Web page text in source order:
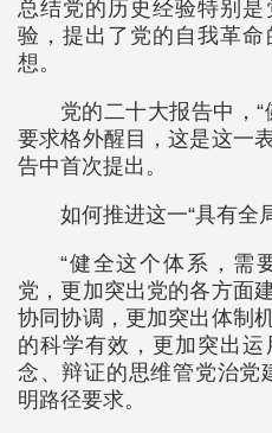
总结党的历史经验特别
验，提出了党的自我革
想。
党的二十大报告中，
要求格外醒目，这是这一
告中首次提出。
如何推进这一“具有全
“健全这个体系，需
党，更加突出党的各方面
协同协调，更加突出体制
的科学有效，更加突出
念、辩证的思维管党治党
明路径要求。